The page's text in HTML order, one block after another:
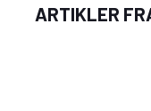
ARTIKLER
Vil du din kat